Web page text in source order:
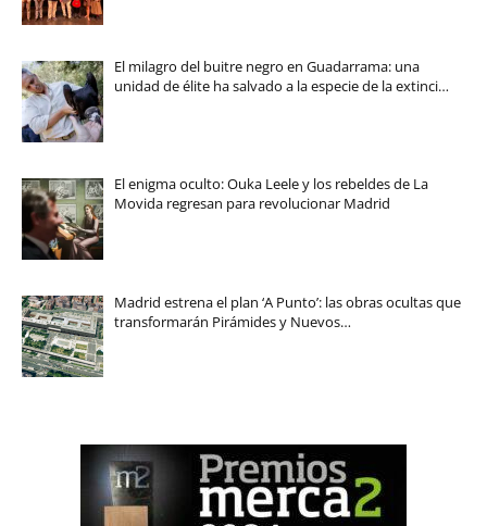
El milagro del buitre negro en Guadarrama: una
unidad de élite ha salvado a la especie de la extinci…
El enigma oculto: Ouka Leele y los rebeldes de La
Movida regresan para revolucionar Madrid
Madrid estrena el plan ‘A Punto’: las obras ocultas que
transformarán Pirámides y Nuevos…